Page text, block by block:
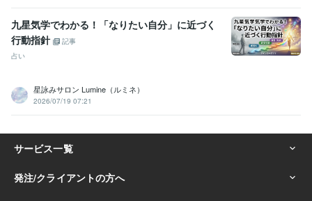
九星気学でわかる！「なりたい自分」に近づく
行動指針
記事
占い
星詠みサロン Lumine（ルミネ）
2026/07/19 07:21